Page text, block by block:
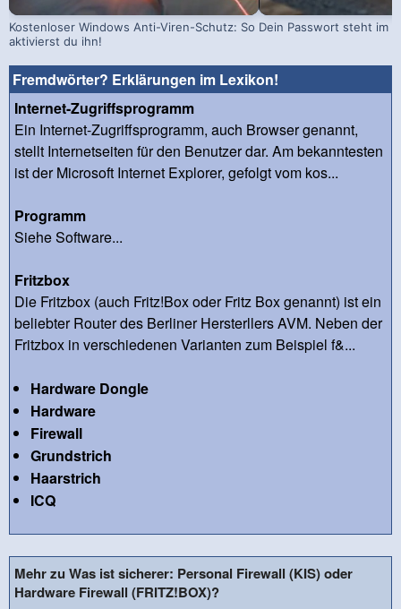
Kostenloser Windows Anti-Viren-Schutz: So
aktivierst du ihn!
Dein Passwort steht im
Fremdwörter? Erklärungen im Lexikon!
Internet-Zugriffsprogramm
Ein Internet-Zugriffsprogramm, auch Browser genannt,
stellt Internetseiten für den Benutzer dar. Am bekanntesten
ist der Microsoft Internet Explorer, gefolgt vom kos...
Programm
Siehe Software...
Fritzbox
Die Fritzbox (auch Fritz!Box oder Fritz Box genannt) ist ein
beliebter Router des Berliner Hersterllers AVM. Neben der
Fritzbox in verschiedenen Varianten zum Beispiel f&...
Hardware Dongle
Hardware
Firewall
Grundstrich
Haarstrich
ICQ
Mehr zu Was ist sicherer: Personal Firewall (KIS) oder
Hardware Firewall (FRITZ!BOX)?